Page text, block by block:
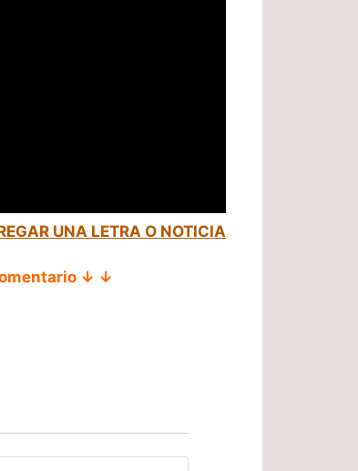
UNA LETRA O NOTICIA
↓ ↓